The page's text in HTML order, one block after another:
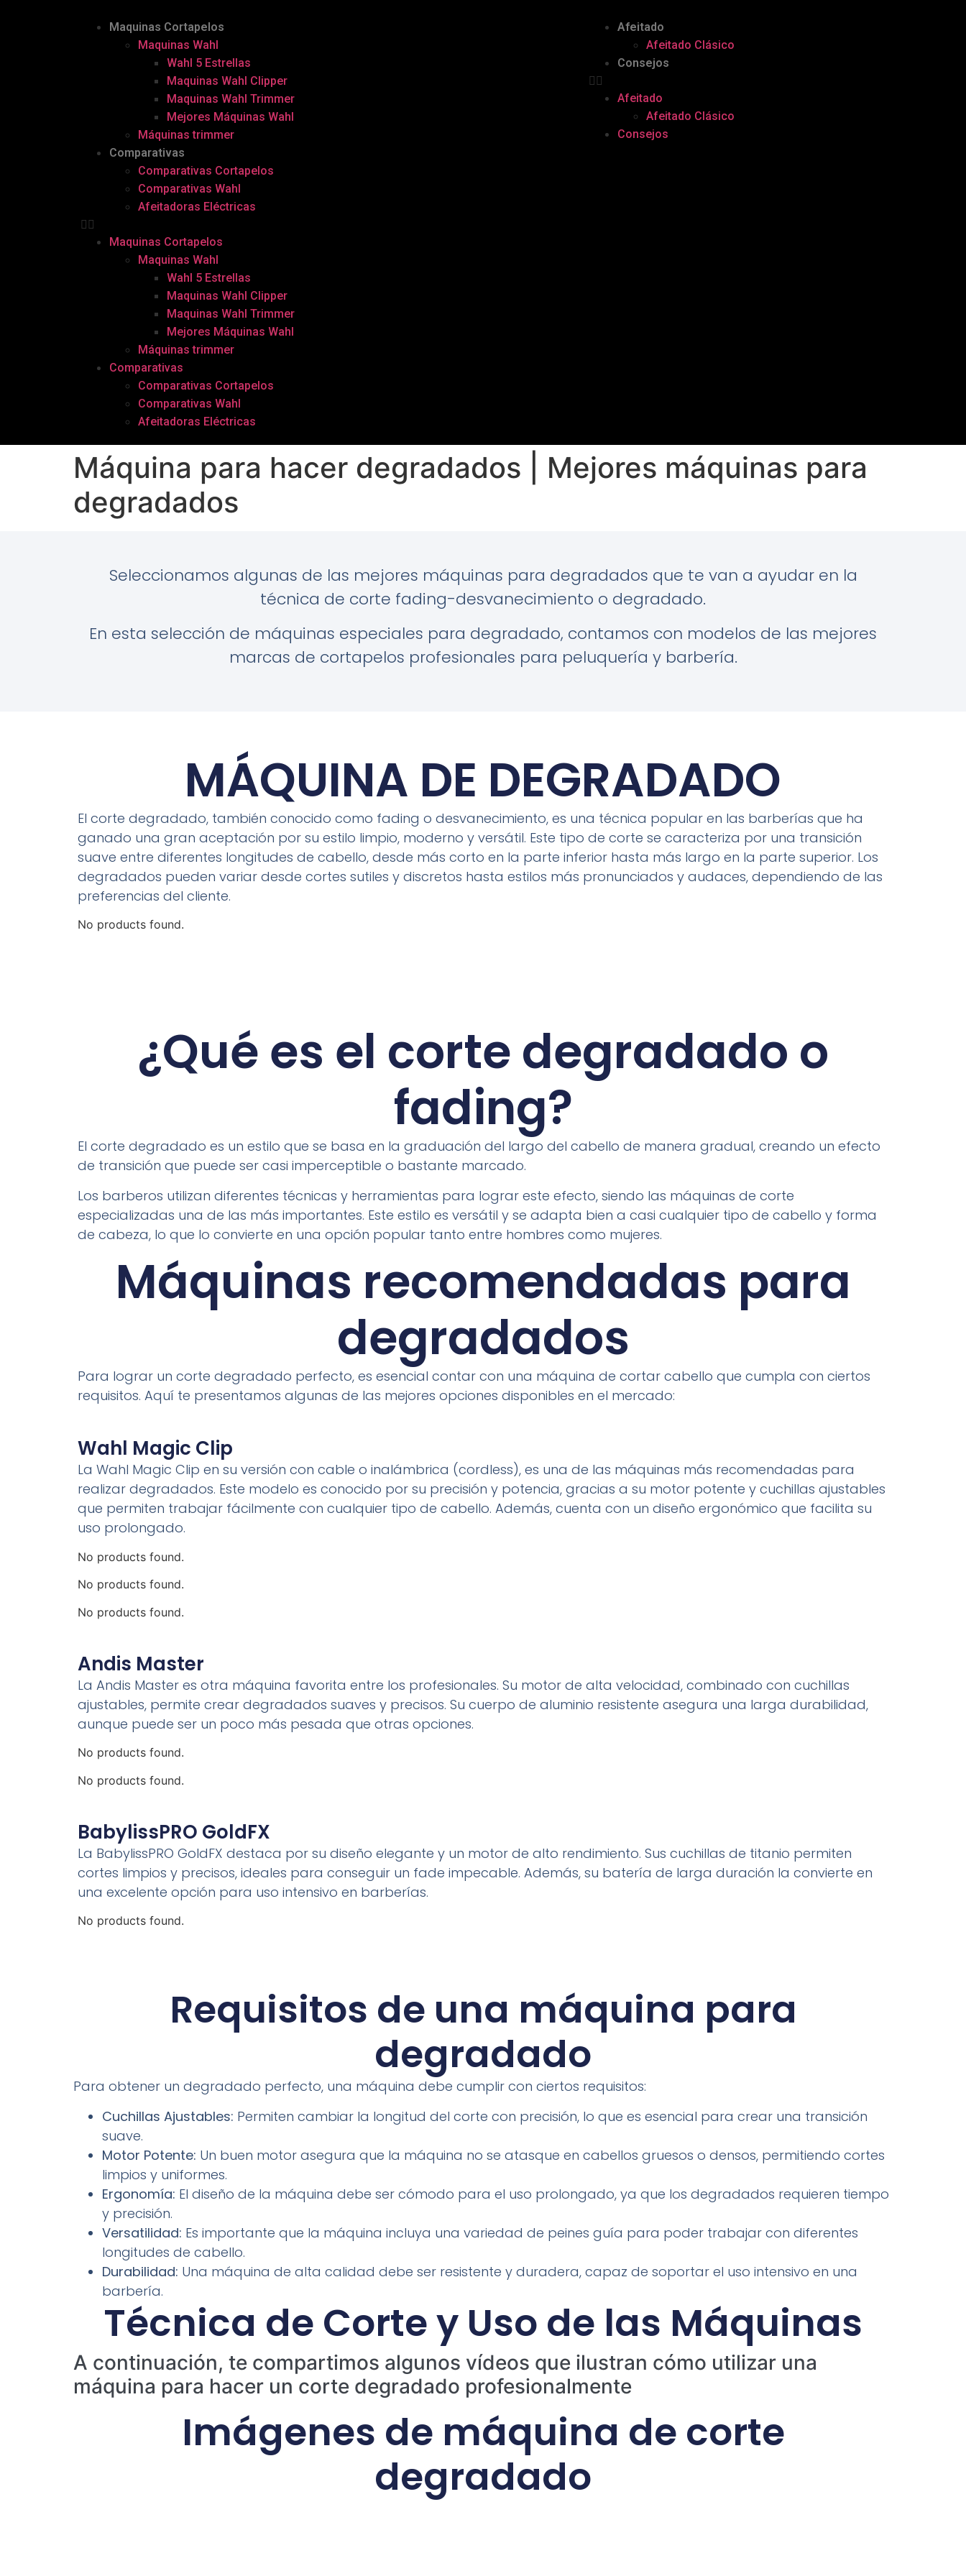
Maquinas Cortapelos
Maquinas Wahl
Wahl 5 Estrellas
Maquinas Wahl Clipper
Maquinas Wahl Trimmer
Mejores Máquinas Wahl
Máquinas trimmer
Comparativas
Comparativas Cortapelos
Comparativas Wahl
Afeitadoras Eléctricas
Maquinas Cortapelos
Maquinas Wahl
Wahl 5 Estrellas
Maquinas Wahl Clipper
Maquinas Wahl Trimmer
Mejores Máquinas Wahl
Máquinas trimmer
Comparativas
Comparativas Cortapelos
Comparativas Wahl
Afeitadoras Eléctricas
Afeitado
Afeitado Clásico
Consejos
Afeitado
Afeitado Clásico
Consejos
Máquina para hacer degradados | Mejores máquinas para
degradados
Seleccionamos algunas de las mejores máquinas para degradados que te van a ayudar en la
técnica de corte fading-desvanecimiento o degradado.
En esta selección de máquinas especiales para degradado, contamos con modelos de las mejores
marcas de cortapelos profesionales para peluquería y barbería.
MÁQUINA DE DEGRADADO
El corte degradado, también conocido como fading o desvanecimiento, es una técnica popular en las barberías que ha
ganado una gran aceptación por su estilo limpio, moderno y versátil. Este tipo de corte se caracteriza por una transición
suave entre diferentes longitudes de cabello, desde más corto en la parte inferior hasta más largo en la parte superior. Los
degradados pueden variar desde cortes sutiles y discretos hasta estilos más pronunciados y audaces, dependiendo de las
preferencias del cliente.
No products found.
¿Qué es el corte degradado o
fading?
El corte degradado es un estilo que se basa en la graduación del largo del cabello de manera gradual, creando un efecto
de transición que puede ser casi imperceptible o bastante marcado.
Los barberos utilizan diferentes técnicas y herramientas para lograr este efecto, siendo las máquinas de corte
especializadas una de las más importantes. Este estilo es versátil y se adapta bien a casi cualquier tipo de cabello y forma
de cabeza, lo que lo convierte en una opción popular tanto entre hombres como mujeres.
Máquinas recomendadas para
degradados
Para lograr un corte degradado perfecto, es esencial contar con una máquina de cortar cabello que cumpla con ciertos
requisitos. Aquí te presentamos algunas de las mejores opciones disponibles en el mercado:
Wahl Magic Clip
La Wahl Magic Clip en su versión con cable o inalámbrica (cordless), es una de las máquinas más recomendadas para
realizar degradados. Este modelo es conocido por su precisión y potencia, gracias a su motor potente y cuchillas ajustables
que permiten trabajar fácilmente con cualquier tipo de cabello. Además, cuenta con un diseño ergonómico que facilita su
uso prolongado.
No products found.
No products found.
No products found.
Andis Master
La Andis Master es otra máquina favorita entre los profesionales. Su motor de alta velocidad, combinado con cuchillas
ajustables, permite crear degradados suaves y precisos. Su cuerpo de aluminio resistente asegura una larga durabilidad,
aunque puede ser un poco más pesada que otras opciones.
No products found.
No products found.
BabylissPRO GoldFX
La BabylissPRO GoldFX destaca por su diseño elegante y un motor de alto rendimiento. Sus cuchillas de titanio permiten
cortes limpios y precisos, ideales para conseguir un fade impecable. Además, su batería de larga duración la convierte en
una excelente opción para uso intensivo en barberías.
No products found.
Requisitos de una máquina para
degradado
Para obtener un degradado perfecto, una máquina debe cumplir con ciertos requisitos:
Cuchillas Ajustables: Permiten cambiar la longitud del corte con precisión, lo que es esencial para crear una transición
suave.
Motor Potente: Un buen motor asegura que la máquina no se atasque en cabellos gruesos o densos, permitiendo cortes
limpios y uniformes.
Ergonomía: El diseño de la máquina debe ser cómodo para el uso prolongado, ya que los degradados requieren tiempo
y precisión.
Versatilidad: Es importante que la máquina incluya una variedad de peines guía para poder trabajar con diferentes
longitudes de cabello.
Durabilidad: Una máquina de alta calidad debe ser resistente y duradera, capaz de soportar el uso intensivo en una
barbería.
Técnica de Corte y Uso de las Máquinas
A continuación, te compartimos algunos vídeos que ilustran cómo utilizar una
máquina para hacer un corte degradado profesionalmente
Imágenes de máquina de corte
degradado